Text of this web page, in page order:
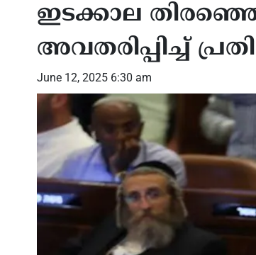
ഇടക്കാല
അവതരിപ്പിച്ച്
June 12, 2025 6:30 am